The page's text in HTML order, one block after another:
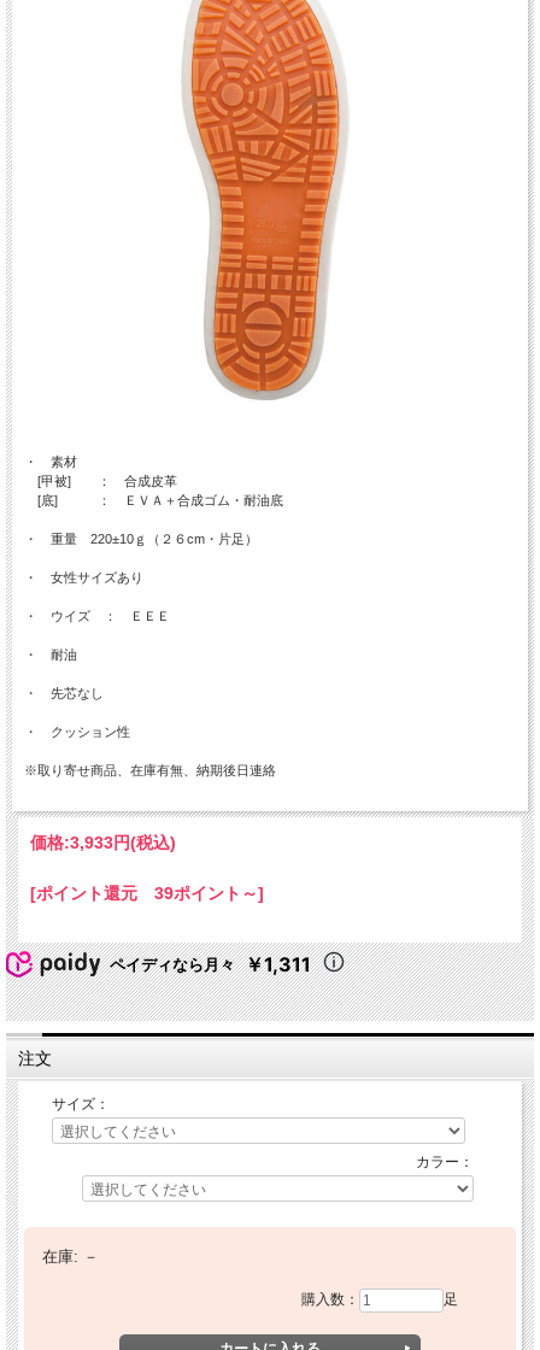
・ 素材
[甲被] ： 合成皮革
[底] ： ＥＶＡ＋合成ゴム・耐油底
・ 重量 220±10ｇ（２６cm・片足）
・ 女性サイズあり
・ ウイズ ： ＥＥＥ
・ 耐油
・ 先芯なし
・ クッション性
※取り寄せ商品、在庫有無、納期後日連絡
価格:3,933円(税込)
[ポイント還元 39ポイント～]
ペイディなら月々 ￥1,311
注文
サイズ：
カラー：
在庫: －
購入数： 足